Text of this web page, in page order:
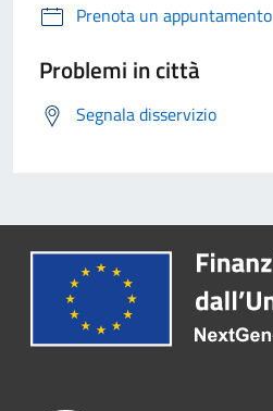
Prenota un appuntamento
Problemi in città
Segnala disservizio